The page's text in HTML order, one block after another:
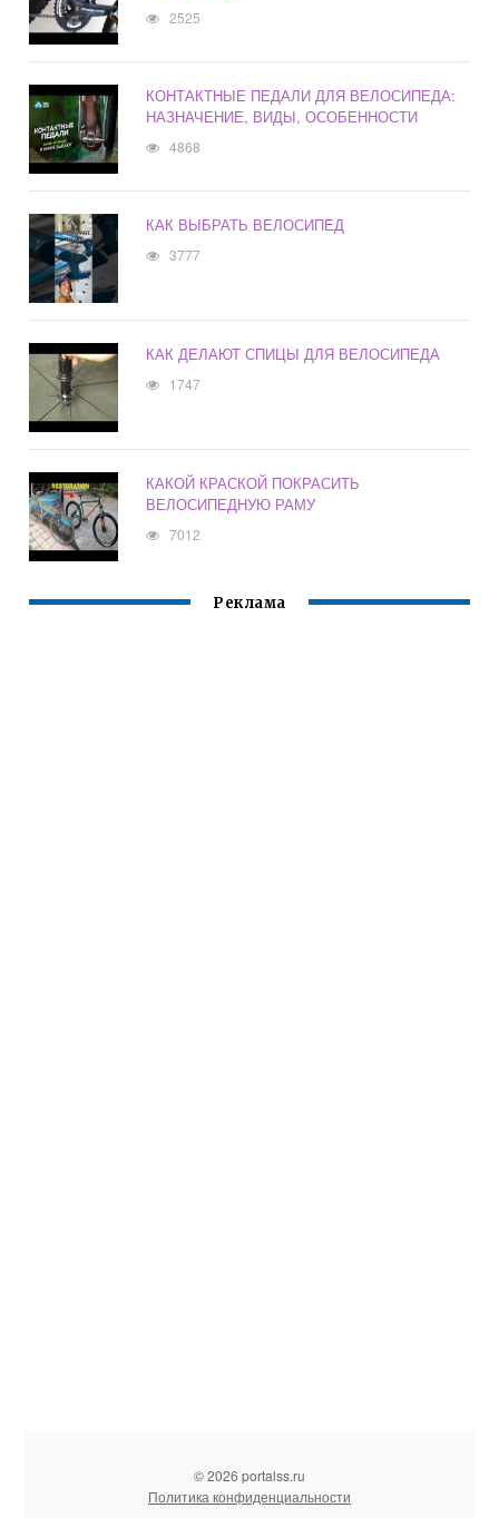
2525
КОНТАКТНЫЕ ПЕДАЛИ ДЛЯ ВЕЛОСИПЕДА:
НАЗНАЧЕНИЕ, ВИДЫ, ОСОБЕННОСТИ
4868
КАК ВЫБРАТЬ ВЕЛОСИПЕД
3777
КАК ДЕЛАЮТ СПИЦЫ ДЛЯ ВЕЛОСИПЕДА
1747
КАКОЙ КРАСКОЙ ПОКРАСИТЬ
ВЕЛОСИПЕДНУЮ РАМУ
7012
Реклама
© 2026 portalss.ru
Политика конфиденциальности